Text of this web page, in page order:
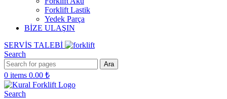
Forklift Lastik
Yedek Parça
BİZE ULAŞIN
SERVİS TALEBİ
Search
Ara
0 items 0.00 ₺
Search